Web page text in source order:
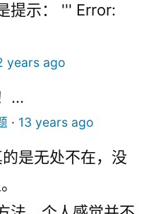
提示： ''' Error:
years ago
...
· 13 years ago
是无处不在，没